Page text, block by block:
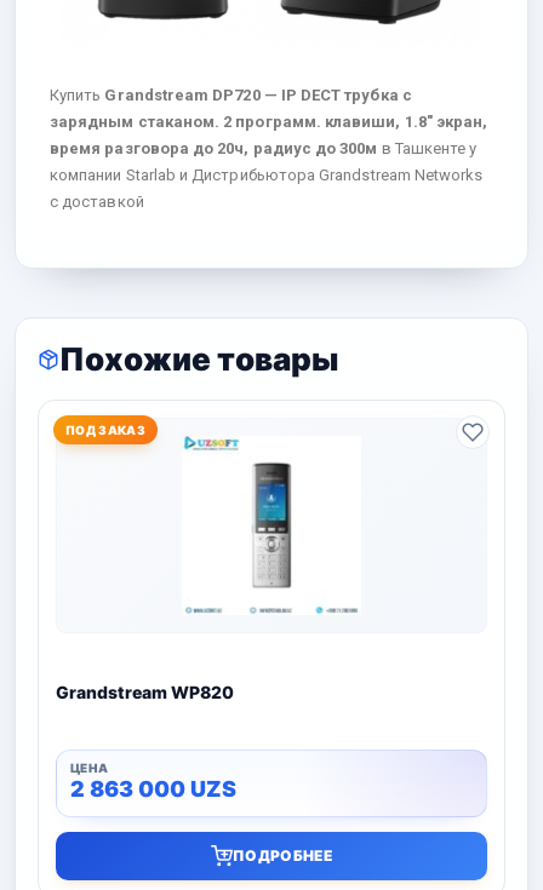
Купить Grandstream DP720 — IP DECT трубка с
зарядным стаканом. 2 программ. клавиши, 1.8″ экран,
время разговора до 20ч, радиуc до 300м в Ташкенте у
компании Starlab и Дистрибьютора Grandstream Networks
с доставкой
Похожие товары
ПОД ЗАКАЗ
Grandstream WP820
2 863 000UZS
ПОДРОБНЕЕ